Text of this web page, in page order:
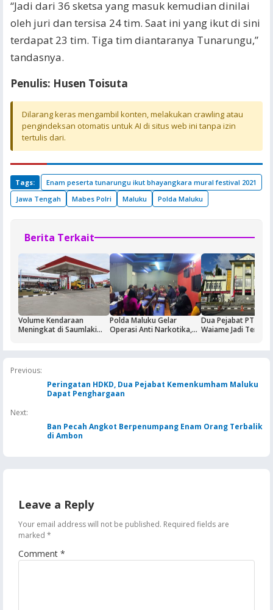
“Jadi dari 36 sketsa yang masuk kemudian dinilai
oleh juri dan tersisa 24 tim. Saat ini yang ikut di sini
terdapat 23 tim. Tiga tim diantaranya Tunarungu,”
tandasnya.
Penulis: Husen Toisuta
Dilarang keras mengambil konten, melakukan crawling atau
pengindeksan otomatis untuk AI di situs web ini tanpa izin
tertulis dari.
Tags:
Enam peserta tunarungu ikut bhayangkara mural festival 2021
Jawa Tengah
Mabes Polri Maluku Polda Maluku
Berita Terkait
Volume Kendaraan
Meningkat di Saumlaki
Jaga Keandalan Suplai
BBM
Polda Maluku Gelar
Operasi Anti Narkotika,
Dua Pejabat PT Dok
Waiame Jadi
Previous:
Peringatan HDKD, Dua Pejabat Kemenkumham Maluku
Dapat Penghargaan
Next:
Ban Pecah Angkot Berpenumpang Enam Orang Terbalik
di Ambon
Leave a Reply
Your email address will not be published. Required fields are
marked *
Comment *